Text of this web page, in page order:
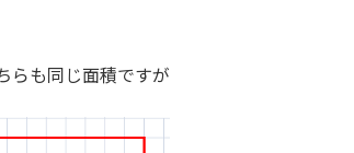
らも同じ面積ですが